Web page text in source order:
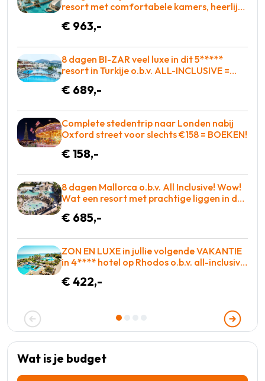
resort met comfortabele kamers, heerlijk
€ 963,-
8 dagen BI-ZAR veel luxe in dit 5*****
resort in Turkije o.b.v. ALL-INCLUSIVE =
€ 689,-
Complete stedentrip naar Londen nabij
Oxford street voor slechts €158 = BOEKEN!
€ 158,-
8 dagen Mallorca o.b.v. All Inclusive! Wow!
Wat een resort met prachtige liggen in de
WAUW
€ 685,-
ZON EN LUXE in jullie volgende VAKANTIE
in 4**** hotel op Rhodos o.b.v. all-inclusive
€ 422,-
Wat is je budget